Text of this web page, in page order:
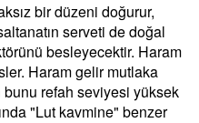
bir düzeni doğurur,
serveti de doğal
besleyecektir. Haram
Haram gelir mutlaka
bunu refah seviyesi yüksek
"Lut kavmine" benzer